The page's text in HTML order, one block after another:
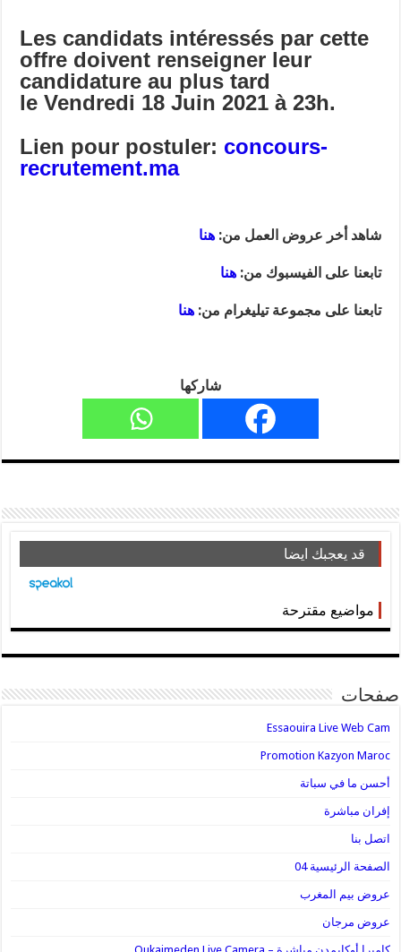
Les candidats intéressés par cette
offre doivent renseigner leur
candidature au plus tard
le Vendredi 18 Juin 2021 à 23h.
Lien pour postuler: concours-
recrutement.ma
شاهد أخر عروض العمل من:هنا
تابعنا على الفيسبوك من:هنا
تابعنا على مجموعة تيليغرام من:هنا
شاركها
قد يعجبك ايضا
مواضيع مقترحة
صفحات
Essaouira Live Web Cam
Promotion Kazyon Maroc
أحسن ما في سباتة
إفران مباشرة
اتصل بنا
الصفحة الرئيسية 04
عروض بيم المغرب
عروض مرجان
كاميرا أوكايمدن مباشرة – Oukaimeden Live Camera